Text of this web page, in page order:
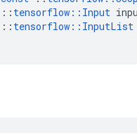
:: tensorflow :: Input
:: tensorflow :: InputList